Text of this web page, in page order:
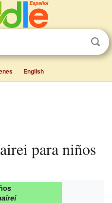
English
para niños